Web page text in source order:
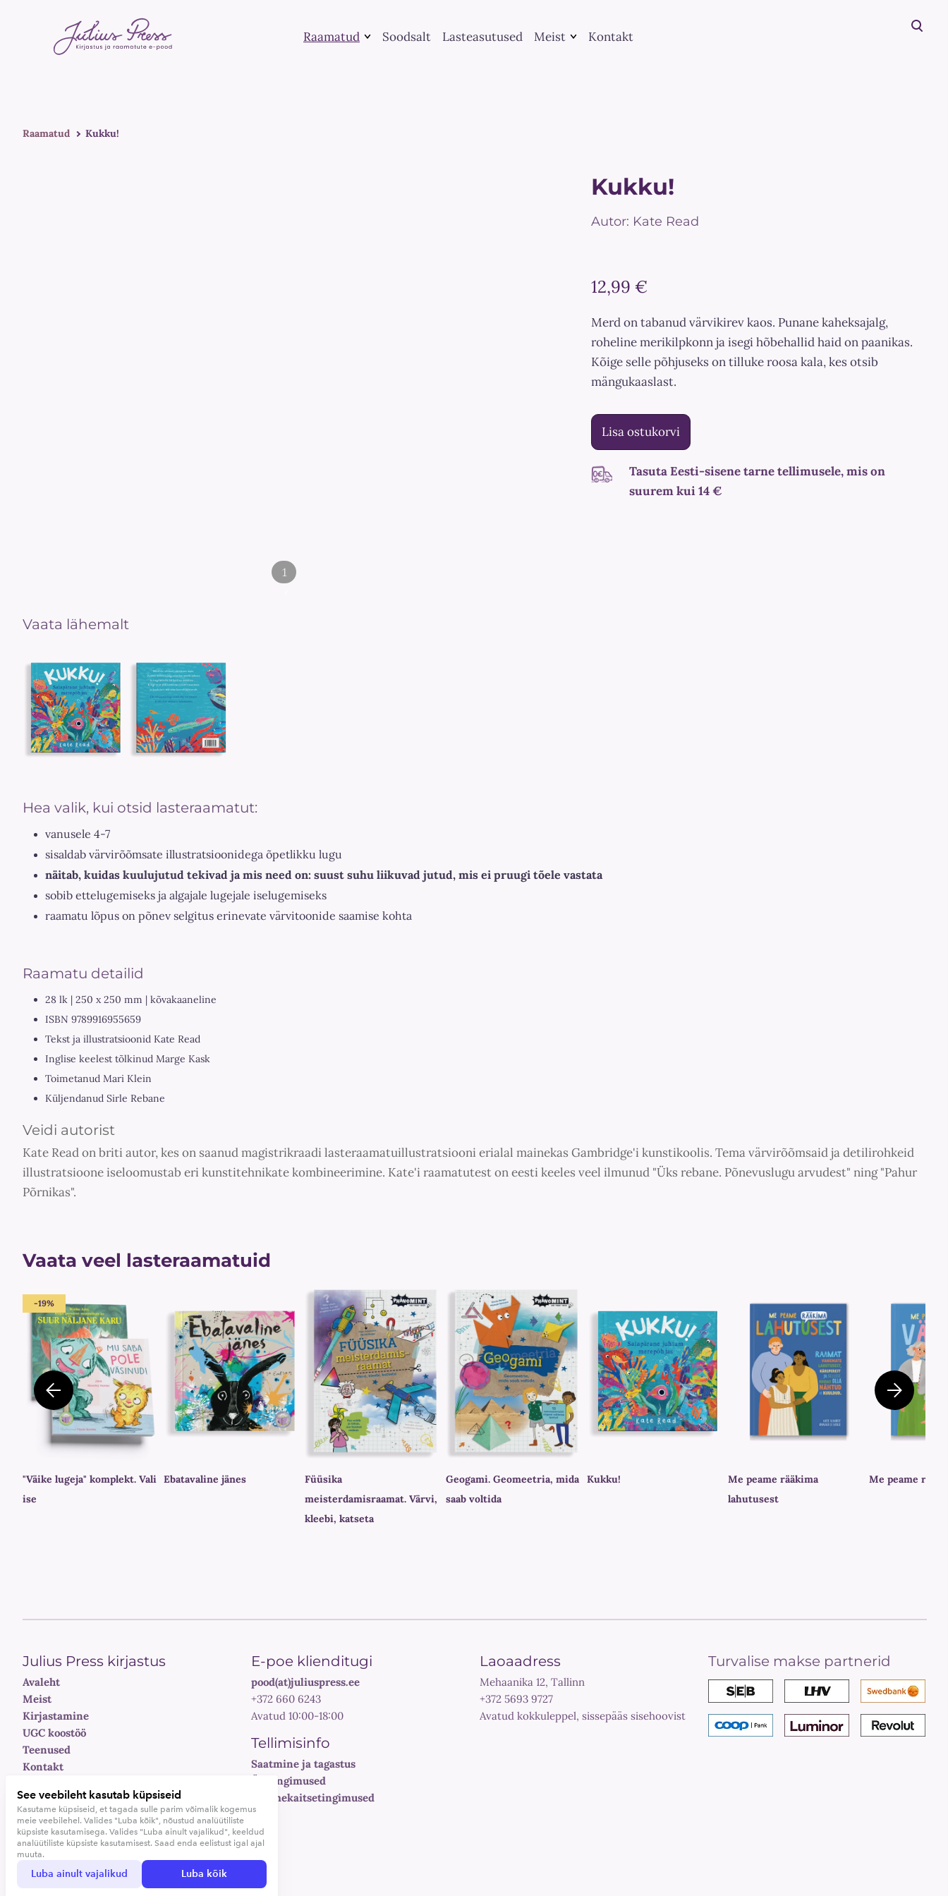
Raamatud Soodsalt Lasteasutused Meist Kontakt
Raamatud Kukku!
1
Vaata lähemalt
Kukku!
Autor: Kate Read
12,99 €
Merd on tabanud värvikirev kaos. Punane kaheksajalg,
roheline merikilpkonn ja isegi hõbehallid haid on paanikas.
Kõige selle põhjuseks on tilluke roosa kala, kes otsib
mängukaaslast.
Lisa ostukorvi
Tasuta Eesti-sisene tarne tellimusele, mis on
suurem kui 14 €
Hea valik, kui otsid lasteraamatut:
vanusele 4-7
sisaldab värvirõõmsate illustratsioonidega õpetlikku lugu
näitab, kuidas kuulujutud tekivad ja mis need on: suust suhu liikuvad jutud, mis ei pruugi tõele vastata
sobib ettelugemiseks ja algajale lugejale iselugemiseks
raamatu lõpus on põnev selgitus erinevate värvitoonide saamise kohta
Raamatu detailid
28 lk | 250 x 250 mm | kõvakaaneline
ISBN 9789916955659
Tekst ja illustratsioonid Kate Read
Inglise keelest tõlkinud Marge Kask
Toimetanud Mari Klein
Küljendanud Sirle Rebane
Veidi autorist
Kate Read on briti autor, kes on saanud magistrikraadi lasteraamatuillustratsiooni erialal mainekas Gambridge'i kunstikoolis. Tema värvirõõmsaid ja detilirohkeid
illustratsioone iseloomustab eri kunstitehnikate kombineerimine. Kate'i raamatutest on eesti keeles veel ilmunud "Üks rebane. Põnevuslugu arvudest" ning "Pahur
Põrnikas".
Vaata veel lasteraamatuid
-19%
"Väike lugeja" komplekt. Vali
ise
Ebatavaline jänes
Füüsika
meisterdamisraamat. Värvi,
kleebi, katseta
Geogami. Geomeetria, mida
saab voltida
Kukku!
Me peame rääkima
lahutusest
Me peame
Julius Press kirjastus
Avaleht
Meist
Kirjastamine
UGC koostöö
Teenused
Kontakt
E-poe klienditugi
pood(at)juliuspress.ee
+372 660 6243
Avatud 10:00-18:00
Tellimisinfo
Saatmine ja tagastus
Üldtingimused
Andmekaitsetingimused
Laoaadress
Mehaanika 12, Tallinn
+372 5693 9727
Avatud kokkuleppel, sissepääs sisehoovist
Turvalise makse partnerid
©Julius Press, 2026
See veebileht kasutab küpsiseid
Kasutame küpsiseid, et tagada sulle parim võimalik kogemus
meie veebilehel. Valides "Luba kõik", nõustud analüütiliste
küpsiste kasutamisega. Valides "Luba ainult vajalikud", keeldud
analüütiliste küpsiste kasutamisest. Saad enda eelistust igal ajal
muuta.
Luba ainult vajalikud Luba kõik